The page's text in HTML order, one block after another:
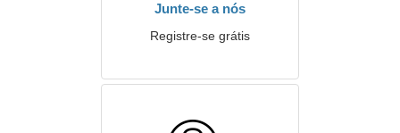
Junte-se a nós
Registre-se grátis